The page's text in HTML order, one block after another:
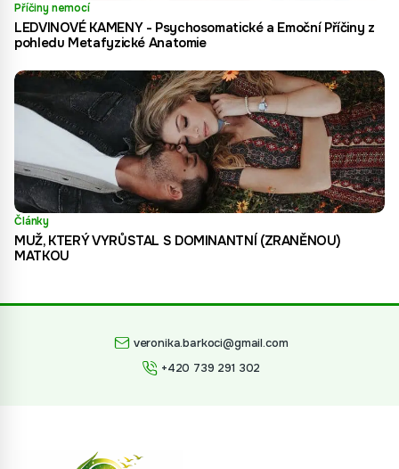
Příčiny nemocí
LEDVINOVÉ KAMENY - Psychosomatické a Emoční Příčiny z
pohledu Metafyzické Anatomie
Články
MUŽ, KTERÝ VYRŮSTAL S DOMINANTNÍ (ZRANĚNOU)
MATKOU
veronika.barkoci@gmail.com
+420 739 291 302